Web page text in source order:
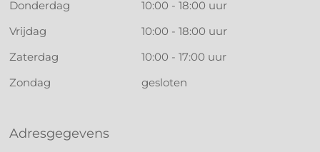
Donderdag
10:00 - 18:00 uur
Vrijdag
10:00 - 18:00 uur
Zaterdag
10:00 - 17:00 uur
Zondag
gesloten
Adresgegevens